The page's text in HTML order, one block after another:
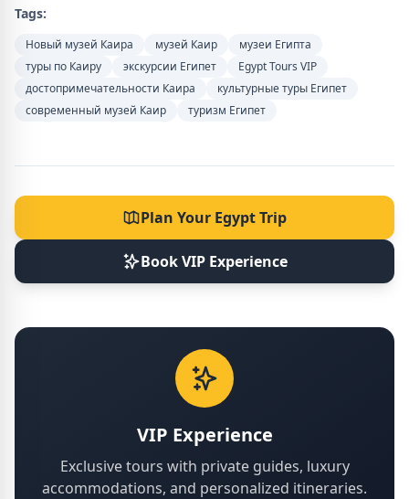
Tags:
Новый музей Каира музей Каир
музеи Египта
туры по Каиру
экскурсии Египет
Egypt Tours VIP
достопримечательности Каира
культурные туры Египет
современный музей Каир
туризм Египет
Plan Your Egypt Trip
Book VIP Experience
VIP Experience
Exclusive tours with private guides, luxury
accommodations, and personalized itineraries.